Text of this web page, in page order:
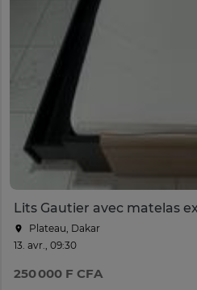
Lits Gautier avec matelas
Plateau, Dakar
13. avr., 09:30
250 000 F CFA